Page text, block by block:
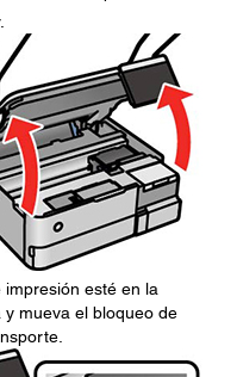
esté en la
mueva el bloqueo de